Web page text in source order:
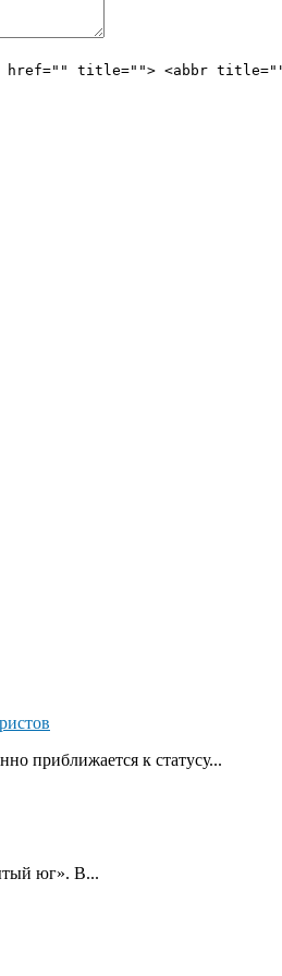
href="" title=""> <abbr title="">
приближается к статусу...
юг». В...